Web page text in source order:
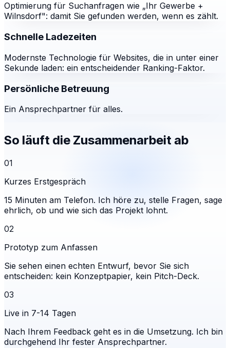
Optimierung für Suchanfragen wie „Ihr Gewerbe +
Wilnsdorf": damit Sie gefunden werden, wenn es zählt.
Schnelle Ladezeiten
Modernste Technologie für Websites, die in unter einer
Sekunde laden: ein entscheidender Ranking-Faktor.
Persönliche Betreuung
Ein Ansprechpartner für alles.
So läuft die Zusammenarbeit ab
01
Kurzes Erstgespräch
15 Minuten am Telefon. Ich höre zu, stelle Fragen, sage
ehrlich, ob und wie sich das Projekt lohnt.
02
Prototyp zum Anfassen
Sie sehen einen echten Entwurf, bevor Sie sich
entscheiden: kein Konzeptpapier, kein Pitch-Deck.
03
Live in 7-14 Tagen
Nach Ihrem Feedback geht es in die Umsetzung. Ich bin
durchgehend Ihr fester Ansprechpartner.